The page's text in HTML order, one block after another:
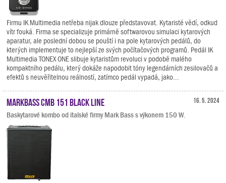
Firmu IK Multimedia netřeba nijak dlouze představovat. Kytaristé vědí, odkud
vítr fouká. Firma se specializuje primárně softwarovou simulaci kytarových
aparatur, ale poslední dobou se pouští i na pole kytarových pedálů, do
kterých implementuje to nejlepší ze svých počítačových programů. Pedál IK
Multimedia TONEX ONE slibuje kytaristům revoluci v podobě malého
kompaktního pedálu, který dokáže napodobit tóny legendárních zesilovačů a
efektů s neuvěřitelnou reálností, zatímco pedál vypadá, jako...
16. 5. 2024
Markbass CMB 151 Black Line
Baskytarové kombo od italské firmy Mark Bass s výkonem 150 W.